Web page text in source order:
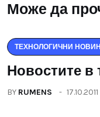
Може да
ТЕХНОЛОГИЧНИ
Новостите в
BY RUMENS 17.10.2011